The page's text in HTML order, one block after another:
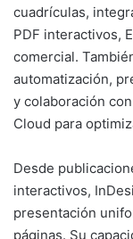
cuadrículas,
PDF interactivos,
comercial.
automatización,
y colaboración
Cloud para
Desde
interactivos,
presentación
páginas. Su